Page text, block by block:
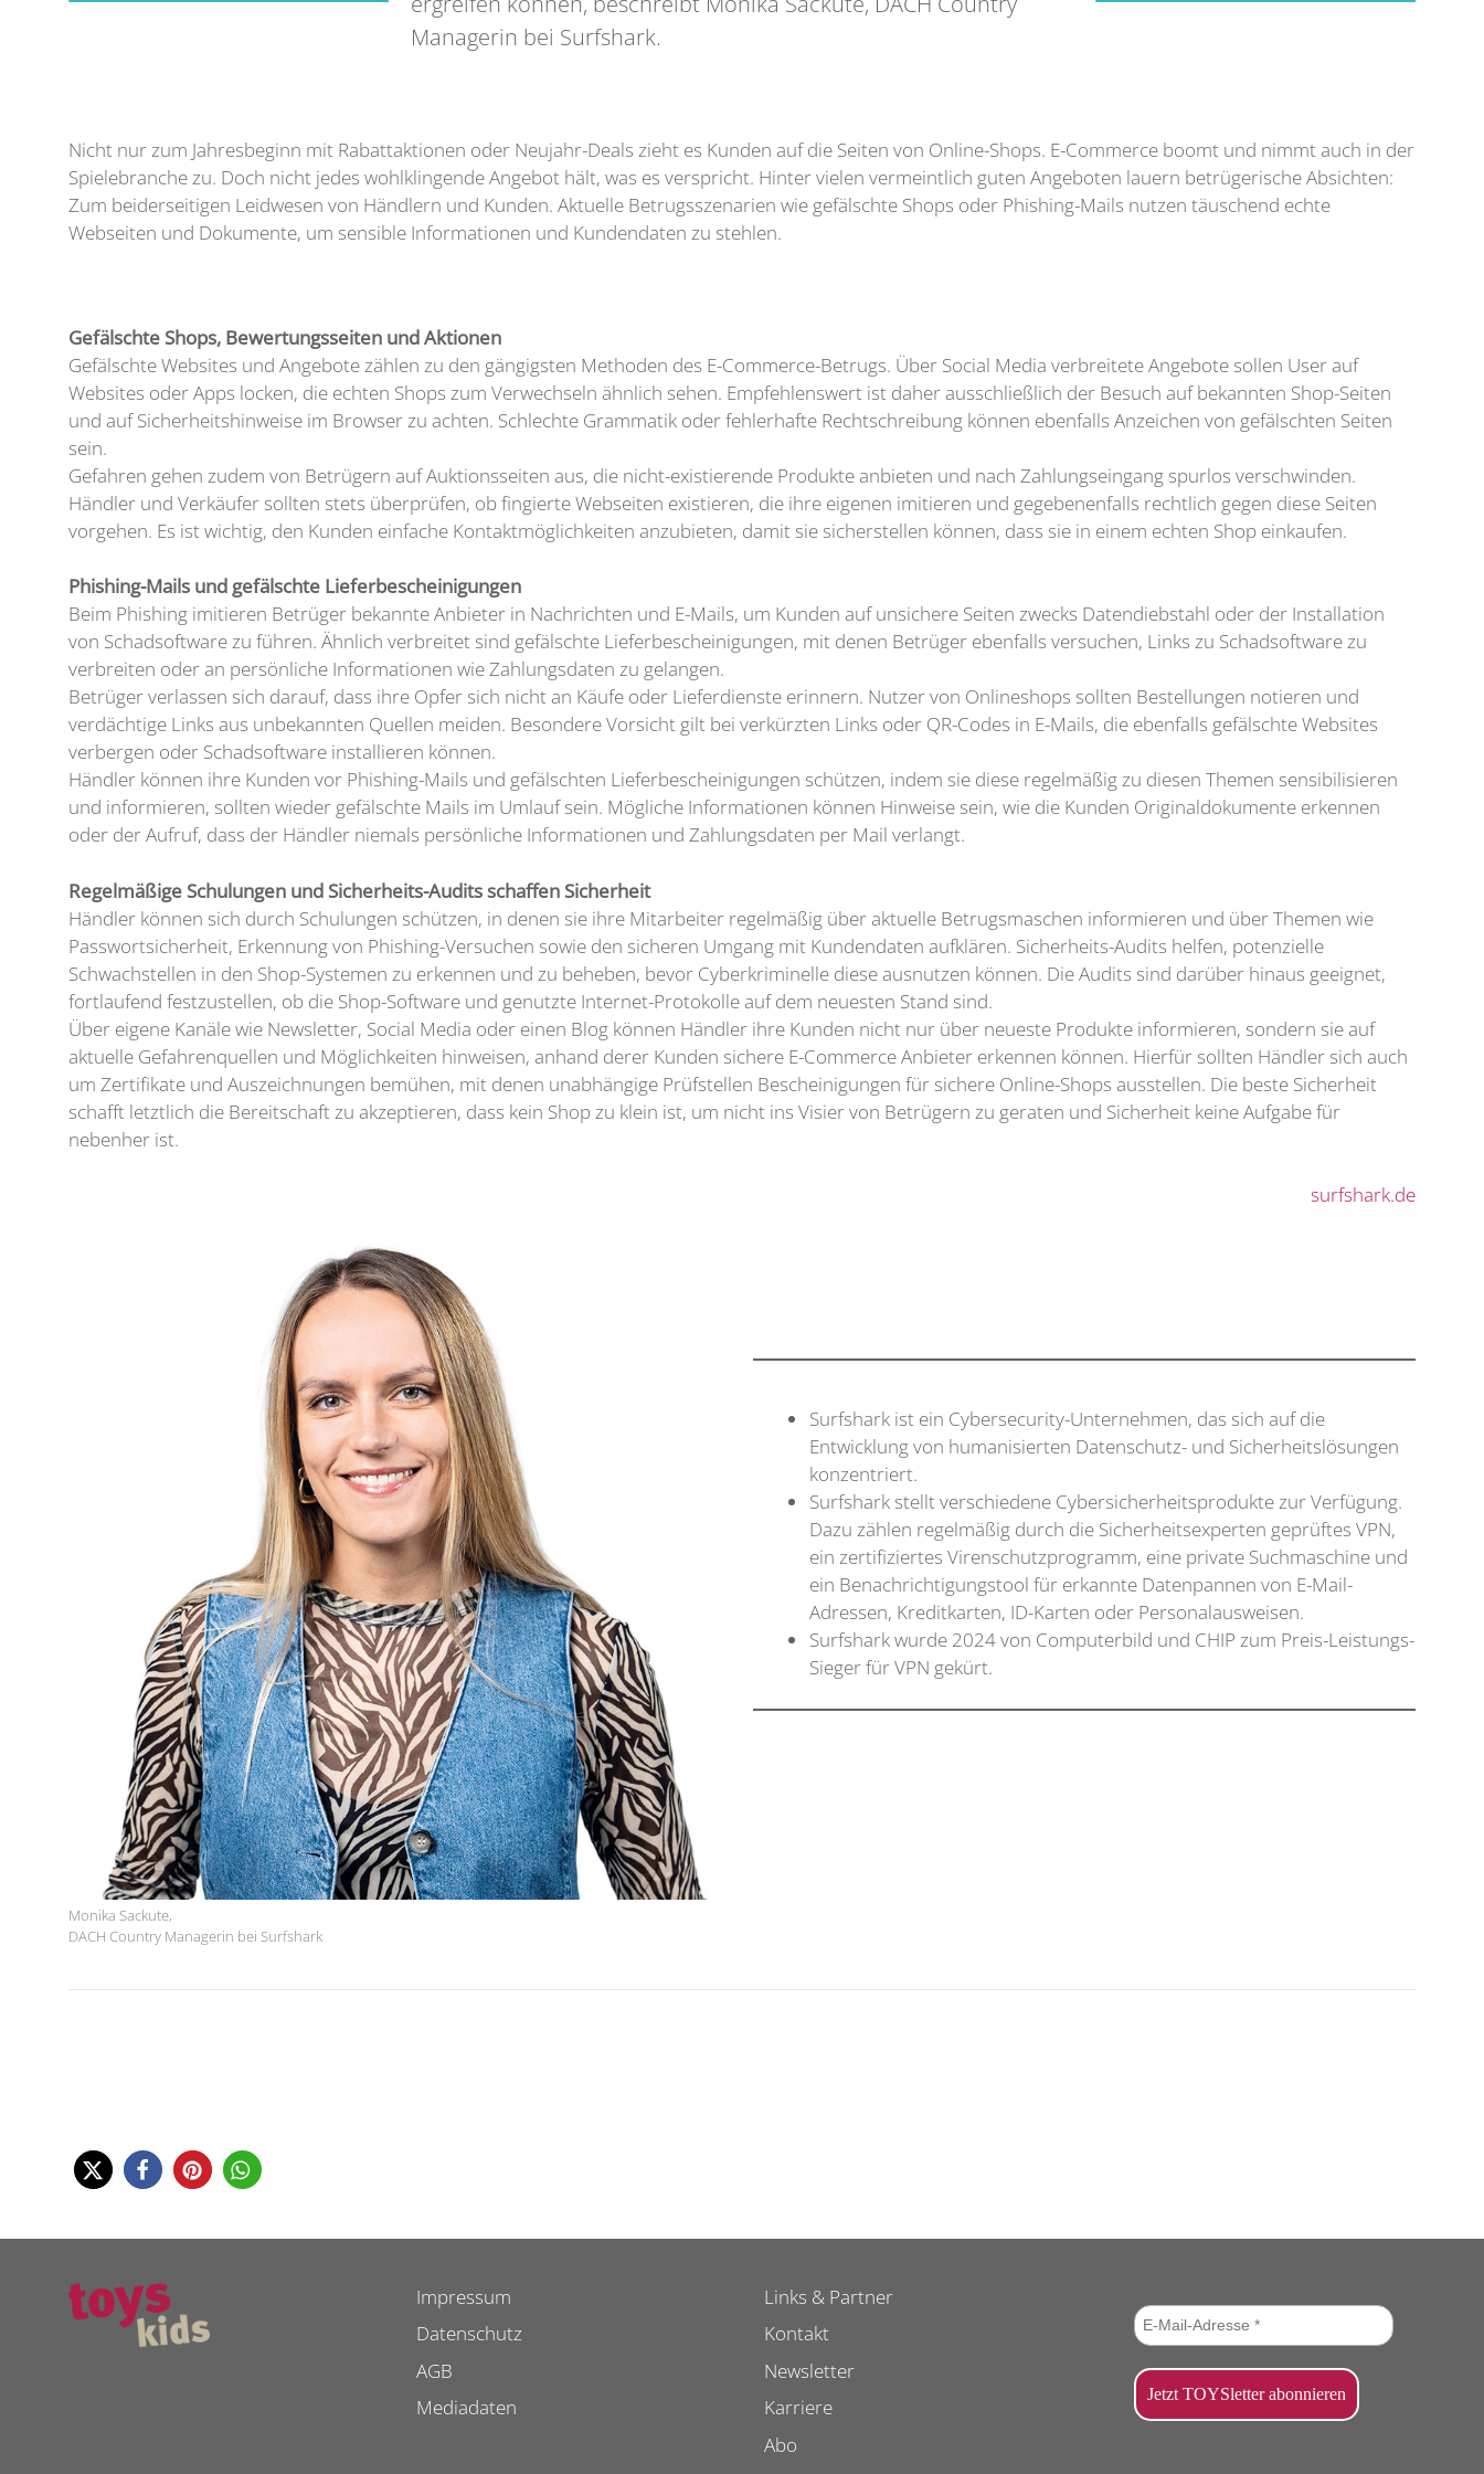
Managerin bei Surfshark.
Nicht nur zum Jahresbeginn mit Rabattaktionen oder Neujahr-Deals zieht es Kunden auf die Seiten von Online-Shops. E-Commerce boomt und nimmt auch in der
Spielebranche zu. Doch nicht jedes wohlklingende Angebot hält, was es verspricht. Hinter vielen vermeintlich guten Angeboten lauern betrügerische Absichten:
Zum beiderseitigen Leidwesen von Händlern und Kunden. Aktuelle Betrugsszenarien wie gefälschte Shops oder Phishing-Mails nutzen täuschend echte
Webseiten und Dokumente, um sensible Informationen und Kundendaten zu stehlen.
Gefälschte Shops, Bewertungsseiten und Aktionen
Gefälschte Websites und Angebote zählen zu den gängigsten Methoden des E-Commerce-Betrugs. Über Social Media verbreitete Angebote sollen User auf
Websites oder Apps locken, die echten Shops zum Verwechseln ähnlich sehen. Empfehlenswert ist daher ausschließlich der Besuch auf bekannten Shop-Seiten
und auf Sicherheitshinweise im Browser zu achten. Schlechte Grammatik oder fehlerhafte Rechtschreibung können ebenfalls Anzeichen von gefälschten Seiten
sein.
Gefahren gehen zudem von Betrügern auf Auktionsseiten aus, die nicht-existierende Produkte anbieten und nach Zahlungseingang spurlos verschwinden.
Händler und Verkäufer sollten stets überprüfen, ob fingierte Webseiten existieren, die ihre eigenen imitieren und gegebenenfalls rechtlich gegen diese Seiten
vorgehen. Es ist wichtig, den Kunden einfache Kontaktmöglichkeiten anzubieten, damit sie sicherstellen können, dass sie in einem echten Shop einkaufen.
Phishing-Mails und gefälschte Lieferbescheinigungen
Beim Phishing imitieren Betrüger bekannte Anbieter in Nachrichten und E-Mails, um Kunden auf unsichere Seiten zwecks Datendiebstahl oder der In­stallation
von Schadsoftware zu führen. Ähnlich verbreitet sind gefälschte Lieferbescheinigungen, mit denen Betrüger ebenfalls versuchen, Links zu Schadsoftware zu
verbreiten oder an persönliche Informationen wie Zahlungsdaten zu gelangen.
Betrüger verlassen sich darauf, dass ihre Opfer sich nicht an Käufe oder Lieferdienste erinnern. Nutzer von Onlineshops sollten Bestellungen notieren und
verdächtige Links aus unbekannten Quellen meiden. Besondere Vorsicht gilt bei verkürzten Links oder QR-Codes in E-Mails, die ebenfalls gefälschte Websites
verbergen oder Schadsoftware installieren können.
Händler können ihre Kunden vor Phishing-Mails und gefälschten Lieferbescheinigungen schützen, indem sie diese regelmäßig zu diesen Themen sensibilisieren
und informieren, sollten wieder gefälschte Mails im Umlauf sein. Mögliche Informationen können Hinweise sein, wie die Kunden Originaldokumente erkennen
oder der Aufruf, dass der Händler niemals persönliche Informationen und Zahlungsdaten per Mail verlangt.
Regelmäßige Schulungen und Sicherheits-Audits schaffen Sicherheit
Händler können sich durch Schulungen schützen, in denen sie ihre Mitarbeiter regelmäßig über aktuelle Betrugsmaschen informieren und über Themen wie
Passwortsicherheit, Erkennung von Phishing-Versuchen sowie den sicheren Umgang mit Kundendaten aufklären. Sicherheits-Audits helfen, potenzielle
Schwachstellen in den Shop-Systemen zu erkennen und zu beheben, bevor Cyberkriminelle diese ausnutzen können. Die Audits sind darüber hinaus geeignet,
fortlaufend festzustellen, ob die Shop-Software und genutzte Internet-Protokolle auf dem neuesten Stand sind.
Über eigene Kanäle wie Newsletter, Social Media oder einen Blog können Händler ihre Kunden nicht nur über neueste Produkte informieren, sondern sie auf
aktuelle Gefahrenquellen und Möglichkeiten hinweisen, anhand derer Kunden sichere E-Commerce Anbieter erkennen können. Hierfür sollten Händler sich auch
um Zertifikate und Auszeichnungen bemühen, mit denen unabhängige Prüfstellen Bescheinigungen für sichere Online-Shops ausstellen. Die beste Sicherheit
schafft letztlich die Bereitschaft zu akzeptieren, dass kein Shop zu klein ist, um nicht ins Visier von Betrügern zu geraten und Sicherheit keine Aufgabe für
nebenher ist.
surfshark.de
Monika Sackute,
DACH Country Managerin bei Surfshark
Surfshark ist ein Cybersecurity-Unternehmen, das sich auf die
Entwicklung von humanisierten Datenschutz- und Sicherheitslösungen
konzentriert.
Surfshark stellt verschiedene Cybersicherheitsprodukte zur Verfügung.
Dazu zählen regelmäßig durch die Sicherheitsexperten geprüftes VPN,
ein zertifiziertes Virenschutzprogramm, eine private Suchmaschine und
ein Benachrichtigungstool für erkannte Datenpannen von E-Mail-
Adressen, Kreditkarten, ID-Karten oder Personalausweisen.
Surfshark wurde 2024 von Computerbild und CHIP zum Preis-Leistungs-
Sieger für VPN gekürt.
Impressum
Datenschutz
AGB
Mediadaten
Links & Partner
Kontakt
Newsletter
Karriere
Abo